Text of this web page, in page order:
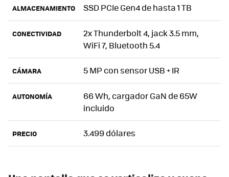
ALMACENAMIENTO SSD PCIe Gen4 de hasta 1 TB
CONECTIVIDAD
2x Thunderbolt 4, jack 3.5 mm,
WiFi 7, Bluetooth 5.4
CÁMARA 5 MP con sensor USB + IR
AUTONOMÍA
66 Wh, cargador GaN de 65W
incluido
PRECIO 3.499 dólares